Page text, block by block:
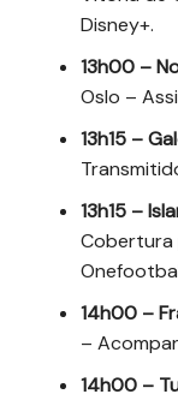
Disney+.
13h00 –
Oslo –
13h15 –
13h15 –
Cobertura
14h00 –
–
14h00 –